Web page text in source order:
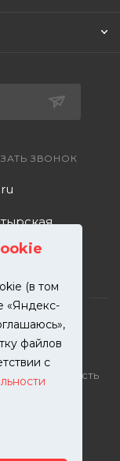
(в том
«Яндекс-
файлов
с
ЗВОНОК
и покраска
– собственность
защищены.